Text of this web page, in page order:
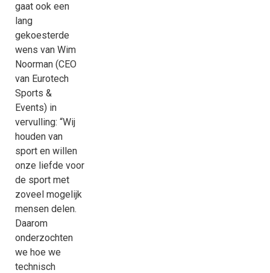
gaat ook een
lang
gekoesterde
wens van Wim
Noorman (CEO
van Eurotech
Sports &
Events) in
vervulling: “Wij
houden van
sport en willen
onze liefde voor
de sport met
zoveel mogelijk
mensen delen.
Daarom
onderzochten
we hoe we
technisch